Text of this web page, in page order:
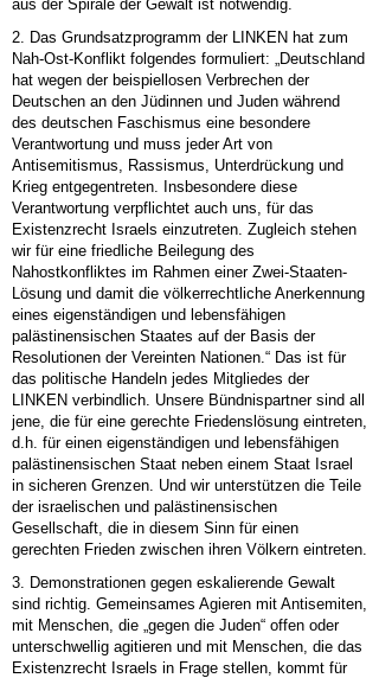
aus der Spirale der Gewalt ist notwendig.
2. Das Grundsatzprogramm der LINKEN hat zum
Nah-Ost-Konflikt folgendes formuliert: „Deutschland
hat wegen der beispiellosen Verbrechen der
Deutschen an den Jüdinnen und Juden während
des deutschen Faschismus eine besondere
Verantwortung und muss jeder Art von
Antisemitismus, Rassismus, Unterdrückung und
Krieg entgegentreten. Insbesondere diese
Verantwortung verpflichtet auch uns, für das
Existenzrecht Israels einzutreten. Zugleich stehen
wir für eine friedliche Beilegung des
Nahostkonfliktes im Rahmen einer Zwei-Staaten-
Lösung und damit die völkerrechtliche Anerkennung
eines eigenständigen und lebensfähigen
palästinensischen Staates auf der Basis der
Resolutionen der Vereinten Nationen.“ Das ist für
das politische Handeln jedes Mitgliedes der
LINKEN verbindlich. Unsere Bündnispartner sind all
jene, die für eine gerechte Friedenslösung eintreten,
d.h. für einen eigenständigen und lebensfähigen
palästinensischen Staat neben einem Staat Israel
in sicheren Grenzen. Und wir unterstützen die Teile
der israelischen und palästinensischen
Gesellschaft, die in diesem Sinn für einen
gerechten Frieden zwischen ihren Völkern eintreten.
3. Demonstrationen gegen eskalierende Gewalt
sind richtig. Gemeinsames Agieren mit Antisemiten,
mit Menschen, die „gegen die Juden“ offen oder
unterschwellig agitieren und mit Menschen, die das
Existenzrecht Israels in Frage stellen, kommt für